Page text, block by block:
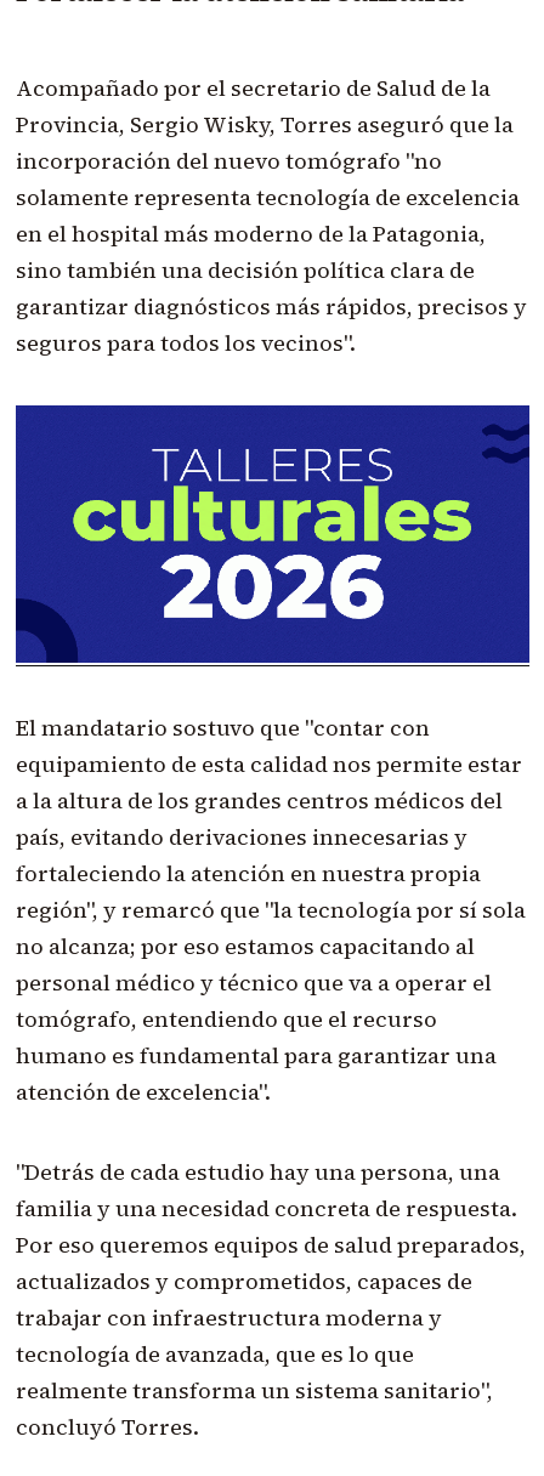
Acompañado por el secretario de Salud de la
Provincia, Sergio Wisky, Torres aseguró que la
incorporación del nuevo tomógrafo "no
solamente representa tecnología de excelencia
en el hospital más moderno de la Patagonia,
sino también una decisión política clara de
garantizar diagnósticos más rápidos, precisos y
seguros para todos los vecinos".
El mandatario sostuvo que "contar con
equipamiento de esta calidad nos permite estar
a la altura de los grandes centros médicos del
país, evitando derivaciones innecesarias y
fortaleciendo la atención en nuestra propia
región", y remarcó que "la tecnología por sí sola
no alcanza; por eso estamos capacitando al
personal médico y técnico que va a operar el
tomógrafo, entendiendo que el recurso
humano es fundamental para garantizar una
atención de excelencia".
"Detrás de cada estudio hay una persona, una
familia y una necesidad concreta de respuesta.
Por eso queremos equipos de salud preparados,
actualizados y comprometidos, capaces de
trabajar con infraestructura moderna y
tecnología de avanzada, que es lo que
realmente transforma un sistema sanitario",
concluyó Torres.